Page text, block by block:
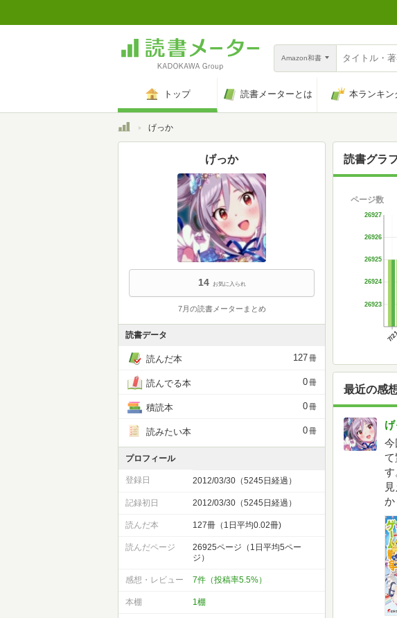
Amazon和書
トップ 読書メーターとは 本ランキン
トップげっか
読書グラ
7/
26923
26924
26925
26926
26927
ページ数
最近の感
今
て
す
か
げっか
14 お気に入られ
7月の読書メーターまとめ
読書データ
読んだ本 127冊
読んでる本 0冊
積読本 0冊
読みたい本 0冊
プロフィール
登録日 2012/03/30（5245日経過）
記録初日 2012/03/30（5245日経過）
読んだ本 127冊（1日平均0.02冊)
読んだページ
26925ページ（1日平均5ペー
ジ）
感想・レビュー 7件（投稿率5.5%）
本棚 1棚